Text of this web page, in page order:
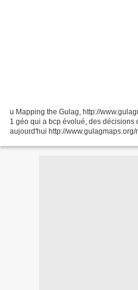
u Mapping the Gulag, http://
1 géo qui a bcp évolué, des
aujourd'hui http://www.gulagmaps.org/